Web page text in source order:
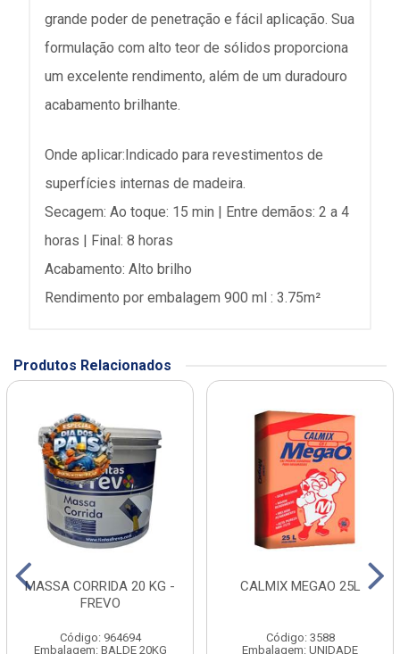
grande poder de penetração e fácil aplicação. Sua
formulação com alto teor de sólidos proporciona
um excelente rendimento, além de um duradouro
acabamento brilhante.
Onde aplicar:Indicado para revestimentos de
Secagem: Ao toque: 15 min | Entre demãos: 2 a 4
Rendimento por embalagem 900 ml : 3.75m²
Produtos Relacionados
MASSA CORRIDA 20 KG -
FREVO
Código: 964694
Embalagem: BALDE 20KG
CALMIX MEGAO 25L
Código: 3588
Embalagem: UNIDADE